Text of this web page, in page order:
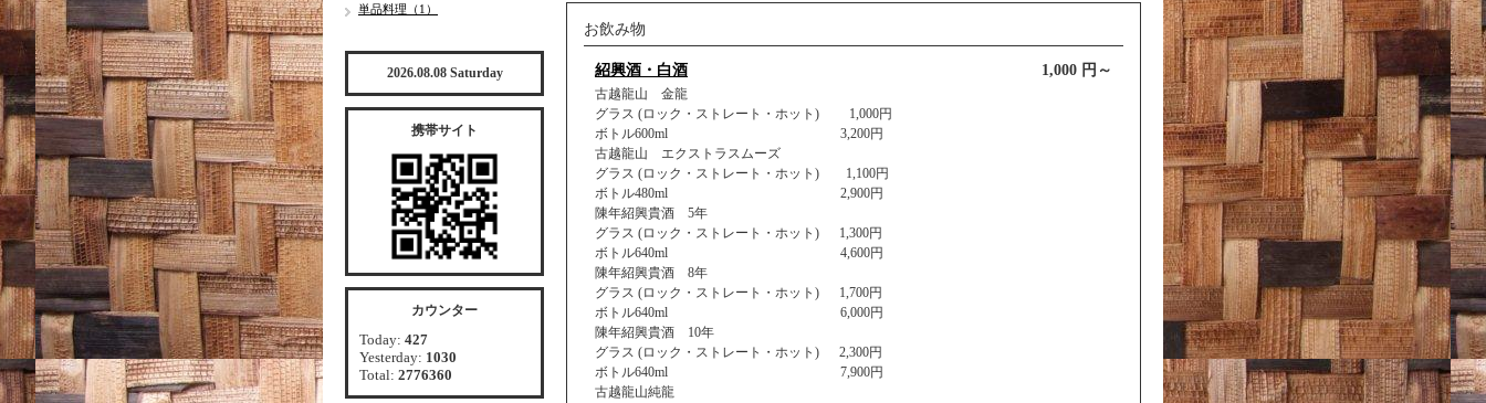
お飲み物
1,000 円～
紹興酒・白酒
古越龍山 金龍
グラス (ロック・ストレート・ホット) 1,000円
ボトル600ml 3,200円
古越龍山 エクストラスムーズ
グラス (ロック・ストレート・ホット) 1,100円
ボトル480ml 2,900円
陳年紹興貴酒 5年
グラス (ロック・ストレート・ホット) 1,300円
ボトル640ml 4,600円
陳年紹興貴酒 8年
グラス (ロック・ストレート・ホット) 1,700円
ボトル640ml 6,000円
陳年紹興貴酒 10年
グラス (ロック・ストレート・ホット) 2,300円
ボトル640ml 7,900円
古越龍山純龍
単品料理（1）
2026.08.08 Saturday
携帯サイト
カウンター
Today: 427
Yesterday: 1030
Total: 2776360